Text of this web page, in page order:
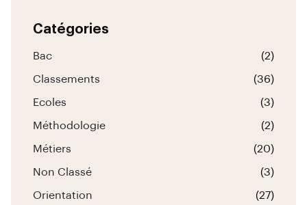
Catégories
Bac (2)
Classements (36)
Ecoles (3)
Méthodologie (2)
Métiers (20)
Non Classé (3)
Orientation (27)